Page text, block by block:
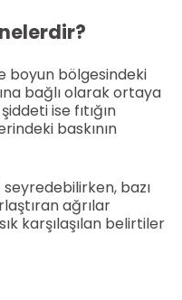
boyun bölgesindeki
bağlı olarak ortaya
ise fıtığın
baskının
bazı
ağrılar
karşılaşılan belirtiler